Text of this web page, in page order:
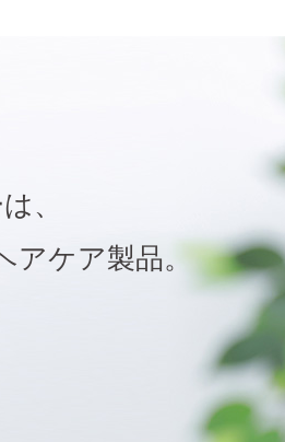
、
ケア製品。